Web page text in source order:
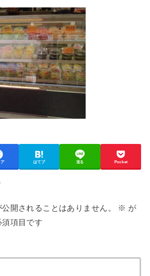
ア はてブ 送る Pocket
開されることはありません。 ※ が
項目です